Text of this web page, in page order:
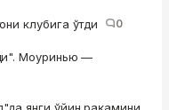
клубига ўтди 0
Моуринью —